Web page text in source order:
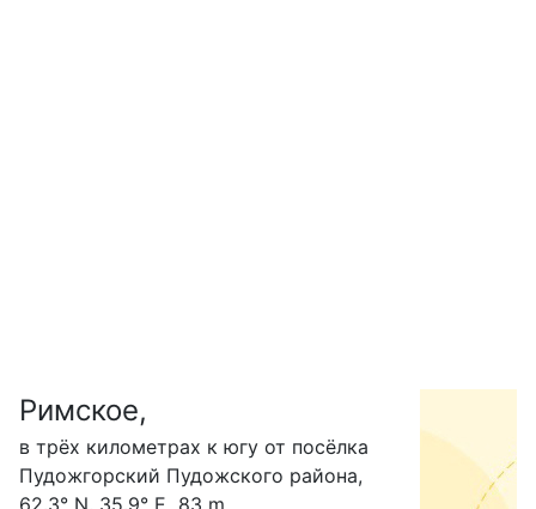
Римское,
в трёх километрах к югу от посёлка
Пудожгорский Пудожского района,
62.3° N, 35.9° E 83 m